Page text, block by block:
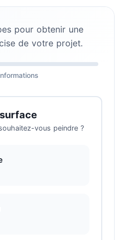
pour obtenir une
de votre projet.
vous peindre ?